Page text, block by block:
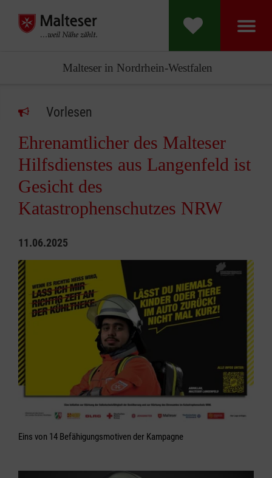
Malteser in Nordrhein-Westfalen
Vorlesen
Ehrenamtlicher des Malteser
Hilfsdienstes aus Langenfeld ist
Gesicht des
Katastrophenschutzes NRW
11.06.2025
Eins von 14 Befähigungsmotiven der Kampagne